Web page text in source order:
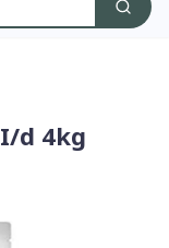
Zoek
d 4kg